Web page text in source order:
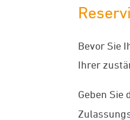
Bevor Sie
Ihrer
Geben Sie